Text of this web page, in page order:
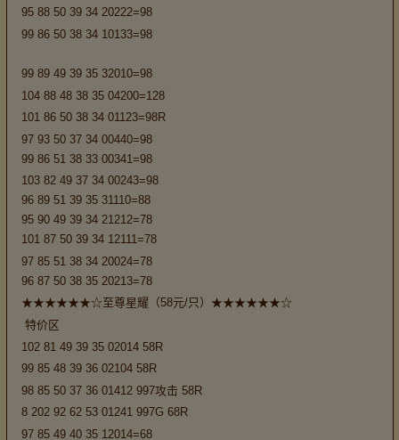
95 88 50 39 34 20222=98
99 86 50 38 34 10133=98
99 89 49 39 35 32010=98
104 88 48 38 35 04200=128
101 86 50 38 34 01123=98R
97 93 50 37 34 00440=98
99 86 51 38 33 00341=98
103 82 49 37 34 00243=98
96 89 51 39 35 31110=88
95 90 49 39 34 21212=78
101 87 50 39 34 12111=78
97 85 51 38 34 20024=78
96 87 50 38 35 20213=78
★★★★★★☆至尊星耀（58元/只）★★★★★★☆
特价区
102 81 49 39 35 02014 58R
99 85 48 39 36 02104 58R
98 85 50 37 36 01412 997攻击 58R
8 202 92 62 53 01241 997G 68R
97 85 49 40 35 12014=68